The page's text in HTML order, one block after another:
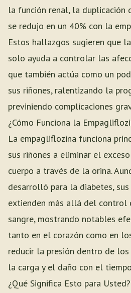
la función renal, la duplicación
se redujo en un 40% con la
Estos hallazgos sugieren que
solo ayuda a controlar las
que también actúa como un
sus riñones, ralentizando la
previniendo complicaciones
¿Cómo Funciona la
La empagliflozina funciona
sus riñones a eliminar el
cuerpo a través de la orina.
desarrolló para la diabetes,
extienden más allá del control
sangre, mostrando notables
tanto en el corazón como en
reducir la presión dentro de los
la carga y el daño con el
¿Qué Significa Esto para Usted?